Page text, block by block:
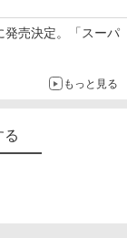
【Switch2】FI
ファンタジ-7 リ
Expeditio
き 麻雀 将棋 脳
ォ物語 サラブ
008B【メール
発売決定。「スーパ
もっと見る
る